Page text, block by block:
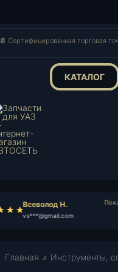
📄 Сертифицированная торговая
КАТАЛОГ
Всеволод Н.
vs***@gmail.com
Главная » Инструменты,